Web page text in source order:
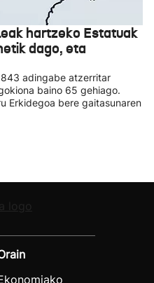
hartzeko Estatuak
dago, eta
adingabe atzerritar
baino 65 gehiago.
Erkidegoa bere gaitasunaren